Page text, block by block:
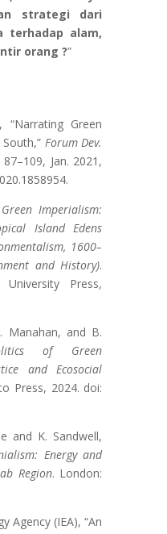
strategi dari
terhadap alam,
orang ?”
Green
Forum Dev.
Jan. 2021,
Green Imperialism:
Island Edens
1600–
and History).
University Press,
and B.
of Green
and Ecosocial
Press, 2024. doi:
K. Sandwell,
Energy and
Region. London:
(IEA), “An